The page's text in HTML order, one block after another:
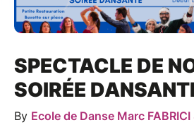
SPECTACLE DE
SOIRÉE
By Ecole de Danse Marc FABRICI